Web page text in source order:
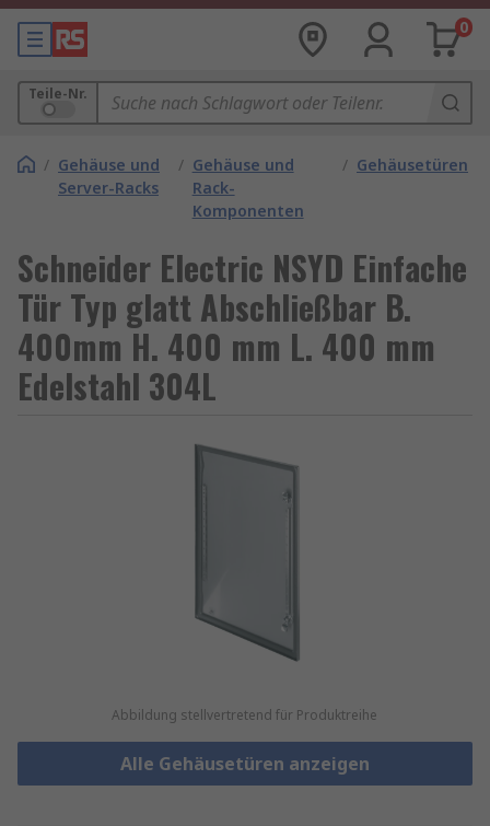
0
Teile-Nr.
/ Gehäuse und
Server-Racks
/ Gehäuse und
Rack-
Komponenten
/ Gehäusetüren
Schneider Electric NSYD Einfache
Tür Typ glatt Abschließbar B.
400mm H. 400 mm L. 400 mm
Edelstahl 304L
Abbildung stellvertretend für Produktreihe
Alle Gehäusetüren anzeigen